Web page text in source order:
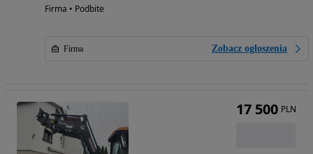
Firma • Podbite
Firma Zobacz ogłoszenia
17 500 PLN